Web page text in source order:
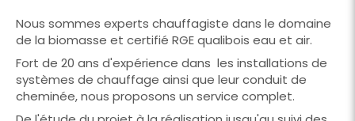
Nous sommes experts chauffagiste dans le domaine
de la biomasse et certifié RGE qualibois eau et air.
Fort de 20 ans d'expérience dans les installations de
systèmes de chauffage ainsi que leur conduit de
cheminée, nous proposons un service complet.